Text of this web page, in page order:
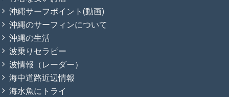
沖縄サーフポイント(動画)
沖縄のサーフィンについて
沖縄の生活
波乗りセラピー
波情報（レーダー）
海中道路近辺情報
海水魚にトライ